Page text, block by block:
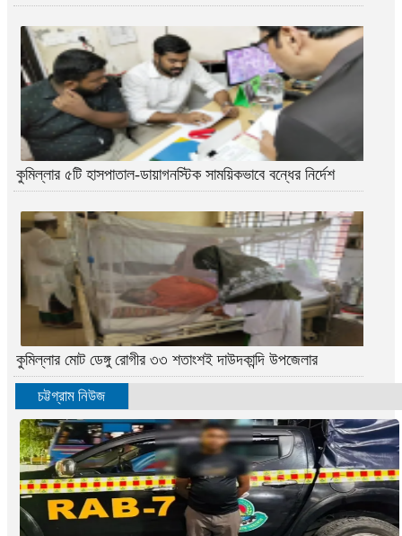
কুমিল্লার ৫টি হাসপাতাল-ডায়াগনস্টিক সাময়িকভাবে বন্ধের নির্দেশ
কুমিল্লার মোট ডেঙ্গু রোগীর ৩৩ শতাংশই দাউদকান্দি উপজেলার
চট্টগ্রাম নিউজ